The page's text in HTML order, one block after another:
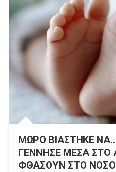
ΜΩΡΟ ΒΙΑΣΤΗΚΕ ΝΑ…
ΓΕΝΝΗΣΕ ΜΕΣΑ ΣΤΟ
ΦΘΑΣΟΥΝ ΣΤΟ